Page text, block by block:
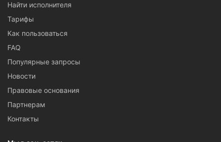
Найти исполнителя
Тарифы
Как пользоваться
FAQ
Популярные запросы
Новости
Правовые основания
Партнерам
Контакты